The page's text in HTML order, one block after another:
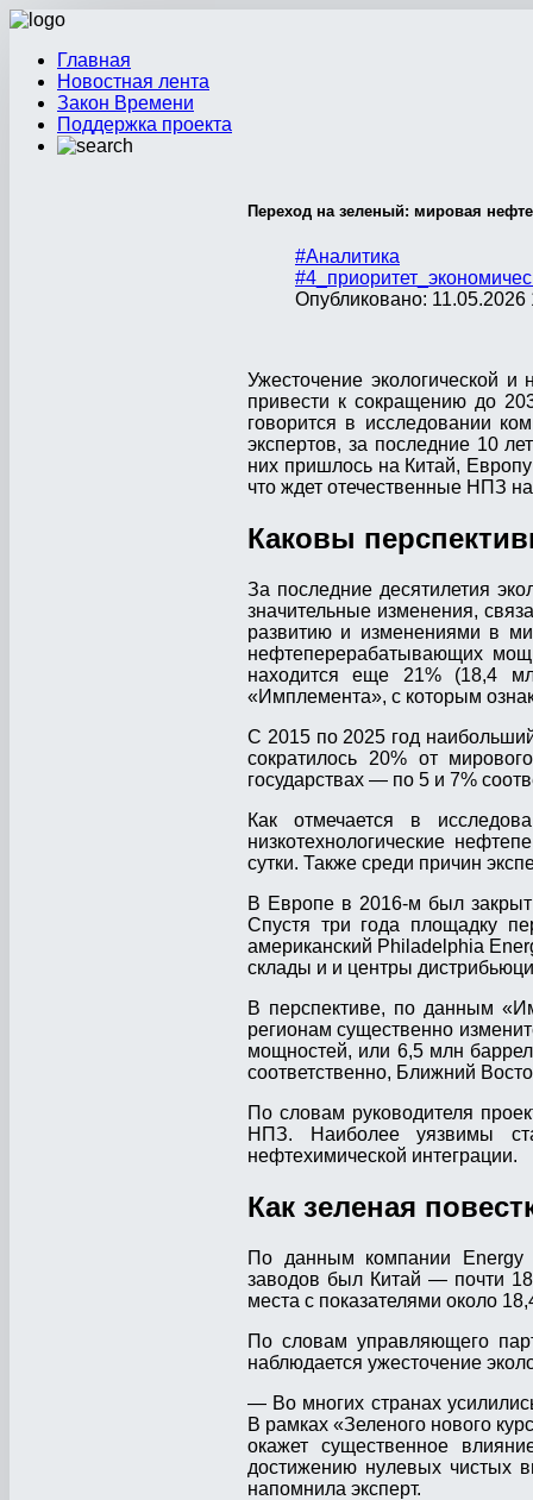
Главная
Новостная лента
Закон Времени
Поддержка проекта
Переход на зеленый: мировая
#Аналитика
Опубликовано: 11.05.2026
Ужесточение экологической
привести к сокращению до
говорится в исследовании
экспертов, за последние 10
них пришлось на Китай,
что ждет отечественные НПЗ
Каковы
За последние десятилетия
значительные изменения,
развитию и изменениями в
нефтеперерабатывающих
находится еще 21% (18,4
«Имплемента», с которым
С 2015 по 2025 год
сократилось 20% от
государствах — по 5 и 7%
Как отмечается в
низкотехнологические
сутки. Также среди причин
В Европе в 2016-м был закрыт
Спустя три года площадку
американский Philadelphia
склады и и центры
В перспективе, по данным
регионам существенно
мощностей, или 6,5 млн
соответственно, Ближний
По словам руководителя
НПЗ. Наиболее уязвимы
нефтехимической интеграции.
Как зеленая
По данным компании Energy
заводов был Китай — почти
места с показателями около
По словам управляющего
наблюдается ужесточение
— Во многих странах
В рамках «Зеленого нового
окажет существенное
достижению нулевых чистых
напомнила эксперт.